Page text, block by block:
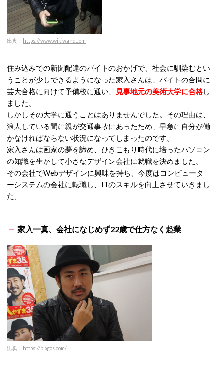
出典： https://www.wikiwand.com
住み込みでの新聞配達のバイトのおかげで、社会に馴染むとい
うことが少しできるようになった家入さんは、バイトの合間に
芸大合格に向けて予備校に通い、
見事地元の美術大学に合格し
ました。
しかしその大学に通うことはありませんでした。 その理由は、
浪人している間に親が交通事故にあったため、早急に自分が働
かなければならない状況になってしまったのです。
家入さんは画家の夢を諦め、ひきこもり時代に培ったパソコン
の知識を生かして小さなデザイン会社に就職を決めました。
その会社でWebデザインに興味を持ち、今度はコンピュータ
ーシステムの会社に転職し、 ITのスキルを向上させていきまし
た。
家入一真、会社になじめず22歳で仕方なく起業
出典：https://blogos.com/